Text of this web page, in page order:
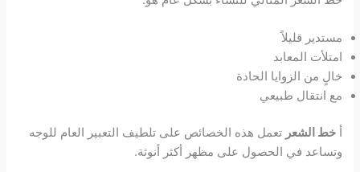
مستدير قليلاً
امتلأت المعابد
خالٍ من الزوايا الحادة
مع انتقال طبيعي
أخط الشعر تعمل هذه الخصائص على تلطيف التعبير العام للوجه
وتساعد في الحصول على مظهر أكثر أنوثة.